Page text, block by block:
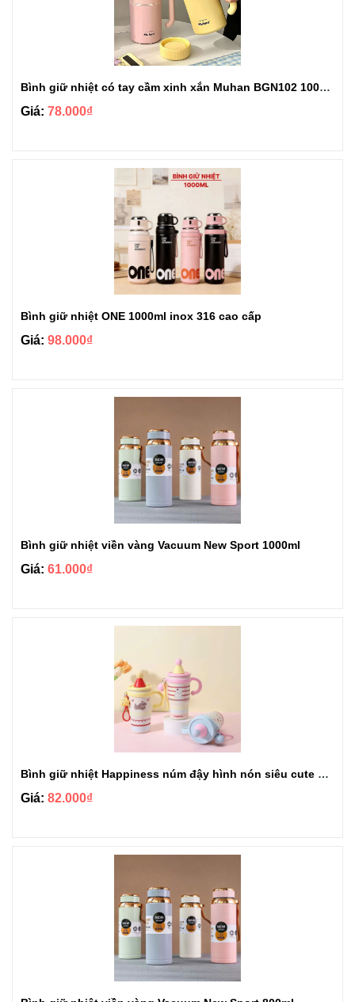
Bình giữ nhiệt có tay cầm xinh xắn Muhan BGN102 1000ml
Giá: 78.000₫
Bình giữ nhiệt ONE 1000ml inox 316 cao cấp
Giá: 98.000₫
Bình giữ nhiệt viền vàng Vacuum New Sport 1000ml
Giá: 61.000₫
Bình giữ nhiệt Happiness núm đậy hình nón siêu cute 650ml
Giá: 82.000₫